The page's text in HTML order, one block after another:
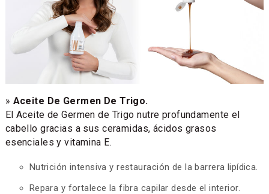
» Aceite De Germen De Trigo.
El Aceite de Germen de Trigo nutre profundamente el
cabello gracias a sus ceramidas, ácidos grasos
esenciales y vitamina E.
Nutrición intensiva y restauración de la barrera lipídica.
Repara y fortalece la fibra capilar desde el interior.